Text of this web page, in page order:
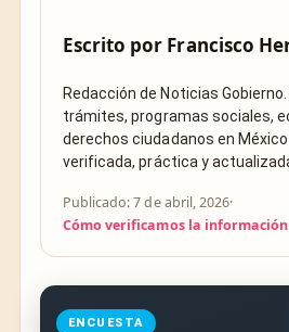
Escrito por Francisco
Redacción de Noticias
trámites, programas sociales,
derechos ciudadanos en
verificada, práctica y
Publicado: 7 de abril, 2026·
Cómo verificamos la información
ENCUESTA